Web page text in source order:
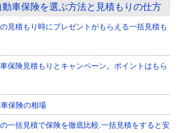
車保険を選ぶ方法と見積もりの仕方
見積もり時にプレゼントがもらえる一括見積も
保険見積もりとキャンペーン。ポイントはもら
保険の相場
一括見積で保険を徹底比較.一括見積をすると安